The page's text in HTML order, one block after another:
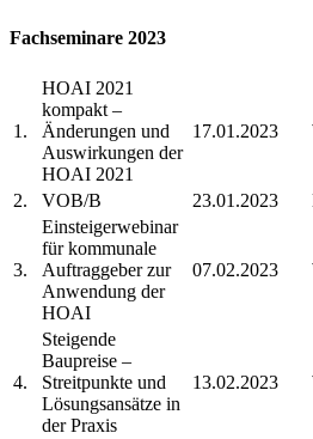
Fachseminare 2023
1.
HOAI 2021
kompakt –
Änderungen und
Auswirkungen der
HOAI 2021
17.01.2023
2. VOB/B 23.01.2023
3.
Einsteigerwebinar
für kommunale
Auftraggeber zur
Anwendung der
HOAI
07.02.2023
4.
Steigende
Baupreise –
Streitpunkte und
Lösungsansätze in
der Praxis
13.02.2023